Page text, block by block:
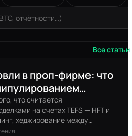
Все статьи
в проп-фирме: что
что считается
на счетах TEFS — HFT и
хеджирование между
и эксплуатация сброса